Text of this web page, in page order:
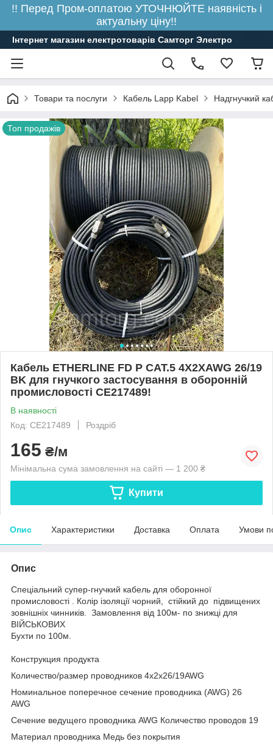
!! Перед Пром-оплатою УТОЧНЮЙТЕ наявність і
актуальну ціну!!
Інтернет магазин електротоварів Самторг Электро
Товари та послуги Кабель Lapp Kabel Надгнучкий
Топ продажів
Кабель ETHERLINE FD P CAT.5 4X2XAWG 26/19
BK для гнучкого застосування в оборонній
промисловості CE217489!
В наявності
Код: CE217489
Роздріб
165 ₴/м
Мінімальна сума замовлення на сайті — 1 200 ₴
Купити
Опис Характеристики Доставка Оплата Умови
Опис
Спеціальний супер-гнучкий кабель для оборонної
промисловості . Колір ізоляції чорний, стійкий до підвищених
зовнішніх чинників. Замовлення від 100м- по знижці для
ВІЙСЬКОВИХ
Бухти по 100м.
Конструкция продукта
Количество/размер проводников 4x2x26/19AWG
Номинальное поперечное сечение проводника (AWG) 26
AWG
Сечение ведущего проводника AWG Количество проводов 19
Материал проводника Медь без покрытия